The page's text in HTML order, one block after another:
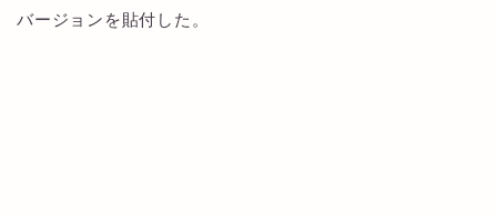
バージョンを貼付した。